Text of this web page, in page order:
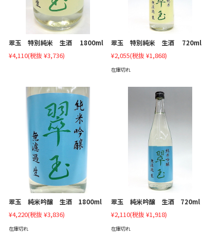
翠玉 特別純米 生酒 1800ml
¥4,110(税抜 ¥3,736)
翠玉 特別純米 生酒 720ml
¥2,055(税抜 ¥1,868)
在庫切れ
翠玉 純米吟醸 生酒 1800ml
¥4,220(税抜 ¥3,836)
在庫切れ
翠玉 純米吟醸 生酒 720ml
¥2,110(税抜 ¥1,918)
在庫切れ